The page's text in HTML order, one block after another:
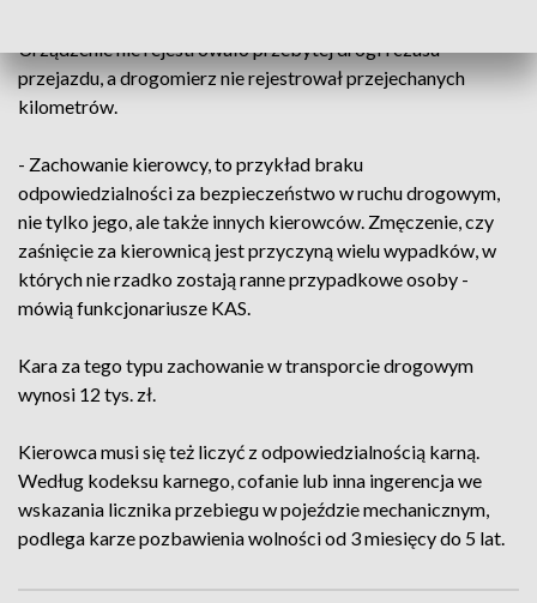
Urządzenie nie rejestrowało przebytej drogi i czasu
przejazdu, a drogomierz nie rejestrował przejechanych
kilometrów.
- Zachowanie kierowcy, to przykład braku
odpowiedzialności za bezpieczeństwo w ruchu drogowym,
nie tylko jego, ale także innych kierowców. Zmęczenie, czy
zaśnięcie za kierownicą jest przyczyną wielu wypadków, w
których nie rzadko zostają ranne przypadkowe osoby -
mówią funkcjonariusze KAS.
Kara za tego typu zachowanie w transporcie drogowym
wynosi 12 tys. zł.
Kierowca musi się też liczyć z odpowiedzialnością karną.
Według kodeksu karnego, cofanie lub inna ingerencja we
wskazania licznika przebiegu w pojeździe mechanicznym,
podlega karze pozbawienia wolności od 3 miesięcy do 5 lat.